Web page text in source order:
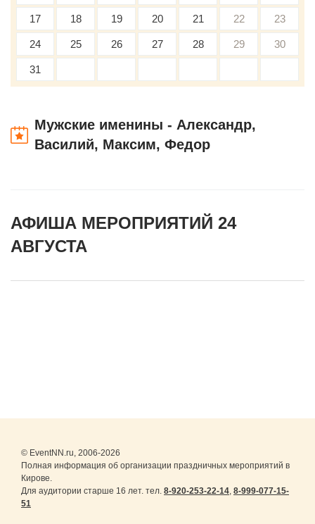
17 18 19 20 21 22 23
24 25 26 27 28 29 30
31
Мужские именины - Александр,
Василий, Максим, Федор
АФИША МЕРОПРИЯТИЙ 24
АВГУСТА
© EventNN.ru, 2006-2026
Полная информация об организации праздничных мероприятий в
Кирове.
Для аудитории старше 16 лет. тел. 8-920-253-22-14, 8-999-077-15-
51